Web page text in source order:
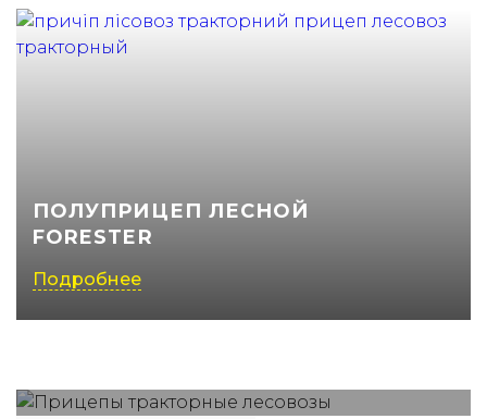
ПОЛУПРИЦЕП ЛЕСНОЙ
FORESTER
Подробнее